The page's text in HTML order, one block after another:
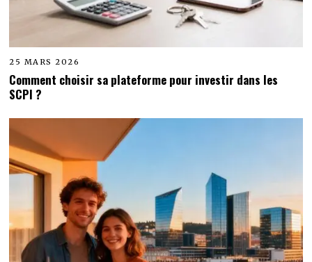
25 MARS 2026
Comment choisir sa plateforme pour investir dans les
SCPI ?